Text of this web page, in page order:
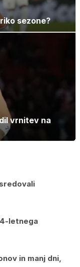
sezone?
vrnitev na
letnega
in manj dni,